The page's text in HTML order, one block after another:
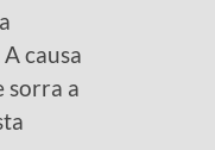
causa
sorra a